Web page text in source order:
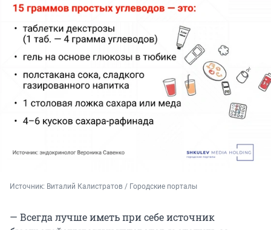
Источник: Виталий Калистратов / Городские порталы
— Всегда лучше иметь при себе источник